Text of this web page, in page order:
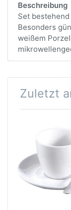
Beschreibung
Set
Besonders
weißem
Zuletzt